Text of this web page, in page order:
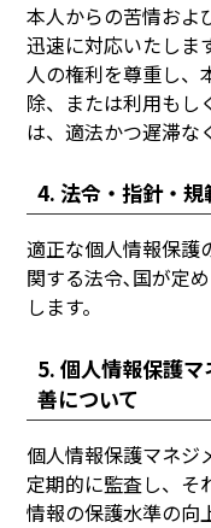
本人からの苦情およ
迅速に対応いたしま
人の権利を尊重し、
除、または利用もし
は、適法かつ遅滞な
4. 法令・指針・規
適正な個人情報保護
関する法令､国が定
します。
5. 個人情報保護
善について
個人情報保護マネジ
定期的に監査し、そ
情報の保護水準の向